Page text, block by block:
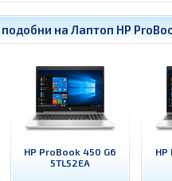
на Лаптоп HP
HP ProBook 450 G6
5TL52EA
HP